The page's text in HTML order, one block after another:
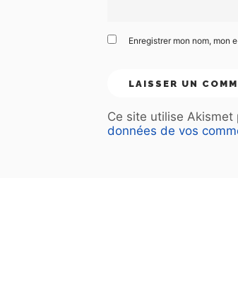
Enregistrer mon nom, mon
Ce site utilise
données de vos